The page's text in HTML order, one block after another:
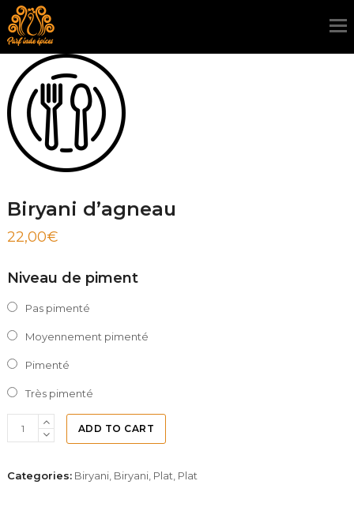
Biryani d’agneau
22,00€
Niveau de piment
Pas pimenté
Moyennement pimenté
Pimenté
Très pimenté
ADD TO CART
Categories: Biryani, Biryani, Plat Plat